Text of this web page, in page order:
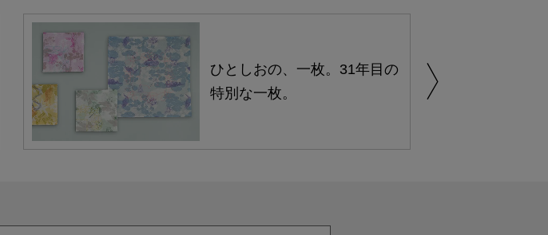
ひとしおの、一枚。31年目の
特別な一枚。